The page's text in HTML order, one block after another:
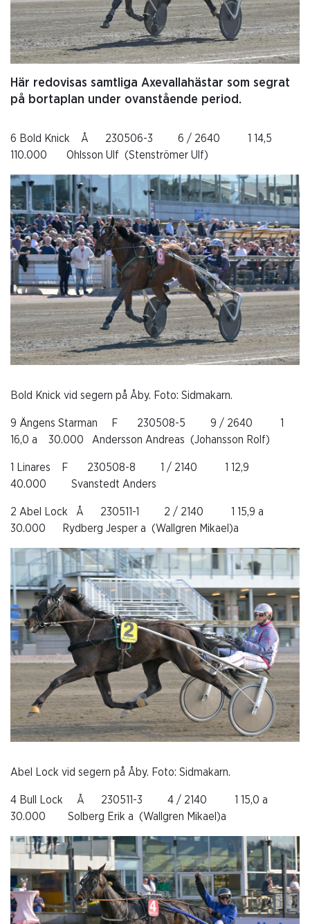
Här redovisas samtliga Axevallahästar som segrat
på bortaplan under ovanstående period.
6 Bold Knick Å 230506-3 6 / 2640 1 14,5
110.000 Ohlsson Ulf (Stenströmer Ulf)
Bold Knick vid segern på Åby. Foto: Sidmakarn.
9 Ängens Starman F 230508-5 9 / 2640 1
16,0 a 30.000 Andersson Andreas (Johansson Rolf)
1 Linares F 230508-8 1 / 2140 1 12,9
40.000 Svanstedt Anders
2 Abel Lock Å 230511-1 2 / 2140 1 15,9 a
30.000 Rydberg Jesper a (Wallgren Mikael)a
Abel Lock vid segern på Åby. Foto: Sidmakarn.
4 Bull Lock Å 230511-3 4 / 2140 1 15,0 a
30.000 Solberg Erik a (Wallgren Mikael)a